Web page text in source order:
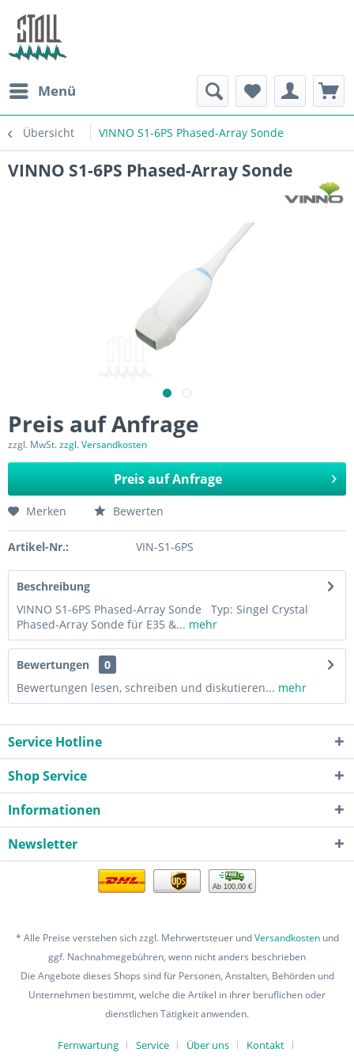
Menü
Übersicht VINNO S1-6PS Phased-Array Sonde
VINNO S1-6PS Phased-Array Sonde
Preis auf Anfrage
zzgl. MwSt.zzgl. Versandkosten
Preis auf Anfrage
Merken Bewerten
Artikel-Nr.: VIN-S1-6PS
Beschreibung
VINNO S1-6PS Phased-Array Sonde Typ: Singel Crystal
Phased-Array Sonde für E35 &... mehr
Bewertungen
0
Bewertungen lesen, schreiben und diskutieren... mehr
Service Hotline
Shop Service
Informationen
Newsletter
Ab 100,00 €
* Alle Preise verstehen sich zzgl. Mehrwertsteuer undVersandkostenund
ggf. Nachnahmegebühren, wenn nicht anders beschrieben
Die Angebote dieses Shops sind für Personen, Anstalten, Behörden und
Unternehmen bestimmt, welche die Artikel in ihrer beruflichen oder
dienstlichen Tätigkeit anwenden.
Fernwartung Service Über uns Kontakt